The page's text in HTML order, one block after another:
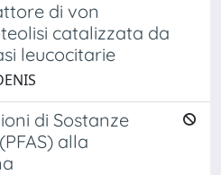
di von
catalizzata da
leucocitarie
di Sostanze
alla